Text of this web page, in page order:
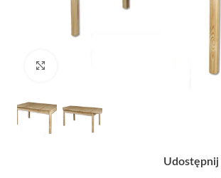
Udostępnij